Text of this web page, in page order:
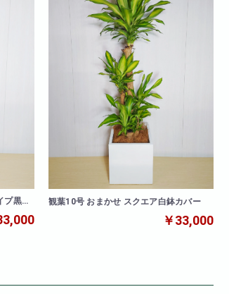
観葉10号 おまかせ スクエア白鉢カバー
￥33,000